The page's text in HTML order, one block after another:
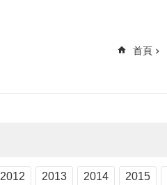
首頁
2012 2013 2014 2015